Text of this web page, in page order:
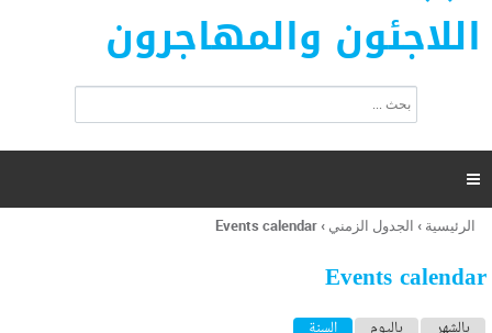
اللاجئون والمهاجرون
ت
ر
ل
ح
ب

أنت
هنا
الرئيسية › الجدول الزمني ›
Events calendar
Events calendar